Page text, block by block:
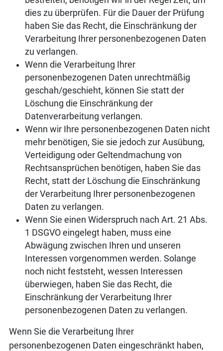
dies zu überprüfen. Für die Dauer der Prüfung
haben Sie das Recht, die Einschränkung der
Verarbeitung Ihrer personenbezogenen Daten
zu verlangen.
Wenn die Verarbeitung Ihrer
personenbezogenen Daten unrechtmäßig
geschah/geschieht, können Sie statt der
Löschung die Einschränkung der
Datenverarbeitung verlangen.
Wenn wir Ihre personenbezogenen Daten nicht
mehr benötigen, Sie sie jedoch zur Ausübung,
Verteidigung oder Geltendmachung von
Rechtsansprüchen benötigen, haben Sie das
Recht, statt der Löschung die Einschränkung
der Verarbeitung Ihrer personenbezogenen
Daten zu verlangen.
Wenn Sie einen Widerspruch nach Art. 21 Abs.
1 DSGVO eingelegt haben, muss eine
Abwägung zwischen Ihren und unseren
Interessen vorgenommen werden. Solange
noch nicht feststeht, wessen Interessen
überwiegen, haben Sie das Recht, die
Einschränkung der Verarbeitung Ihrer
personenbezogenen Daten zu verlangen.
Wenn Sie die Verarbeitung Ihrer
personenbezogenen Daten eingeschränkt haben,